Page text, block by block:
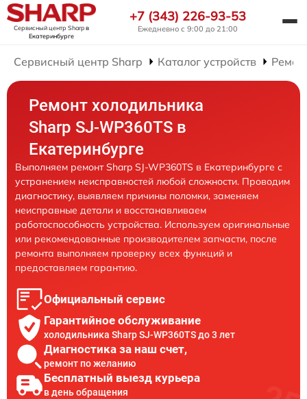
Сервисный центр Sharpв
Екатеринбурге
+7 (343) 226-93-53
Ежедневно с 9:00 до 21:00
Сервисный центр Sharp Каталог устройств
Ремонт холодильника
Sharp SJ-WP360TS в
Екатеринбурге
Выполняем ремонт Sharp SJ-WP360TS в Екатеринбурге с
устранением неисправностей любой сложности. Проводим
диагностику, выявляем причины поломки, заменяем
неисправные детали и восстанавливаем
работоспособность устройства. Используем оригинальные
или рекомендованные производителем запчасти, после
ремонта выполняем проверку всех функций и
предоставляем гарантию.
Официальный сервис
Гарантийное обслуживание
холодильника Sharp SJ-WP360TS до 3 лет
Диагностика за наш счет,
ремонт по желанию
Бесплатный выезд курьера
в день обращения